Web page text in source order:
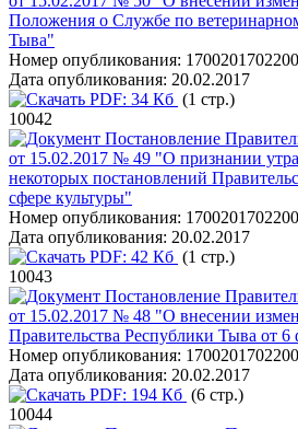
Положения о Службе по
Тыва"
Номер опубликования:
Дата опубликования: 20.02.2017
PDF: 34 Кб (1 стр.)
10042
Постановление
от 15.02.2017 № 49 "О признании
некоторых постановлений
сфере культуры"
Номер опубликования:
Дата опубликования: 20.02.2017
PDF: 42 Кб (1 стр.)
10043
Постановление
от 15.02.2017 № 48 "О внесении
Правительства Республики Тыва от
Номер опубликования:
Дата опубликования: 20.02.2017
PDF: 194 Кб (6 стр.)
10044